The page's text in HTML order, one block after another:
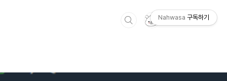
Nahwasa 구독하기